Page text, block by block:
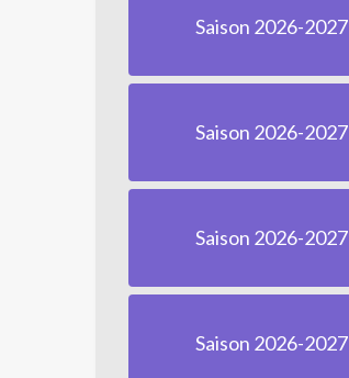
Saison 2026-2027
Saison 2026-2027
Saison 2026-2027
Saison 2026-2027